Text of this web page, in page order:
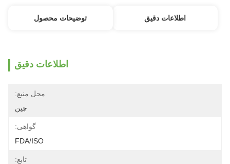
اطلاعات دقیق توضیحات محصول
اطلاعات دقیق
محل منبع:
چین
گواهی:
FDA/ISO
تابع: